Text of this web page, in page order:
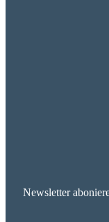
Newsletter